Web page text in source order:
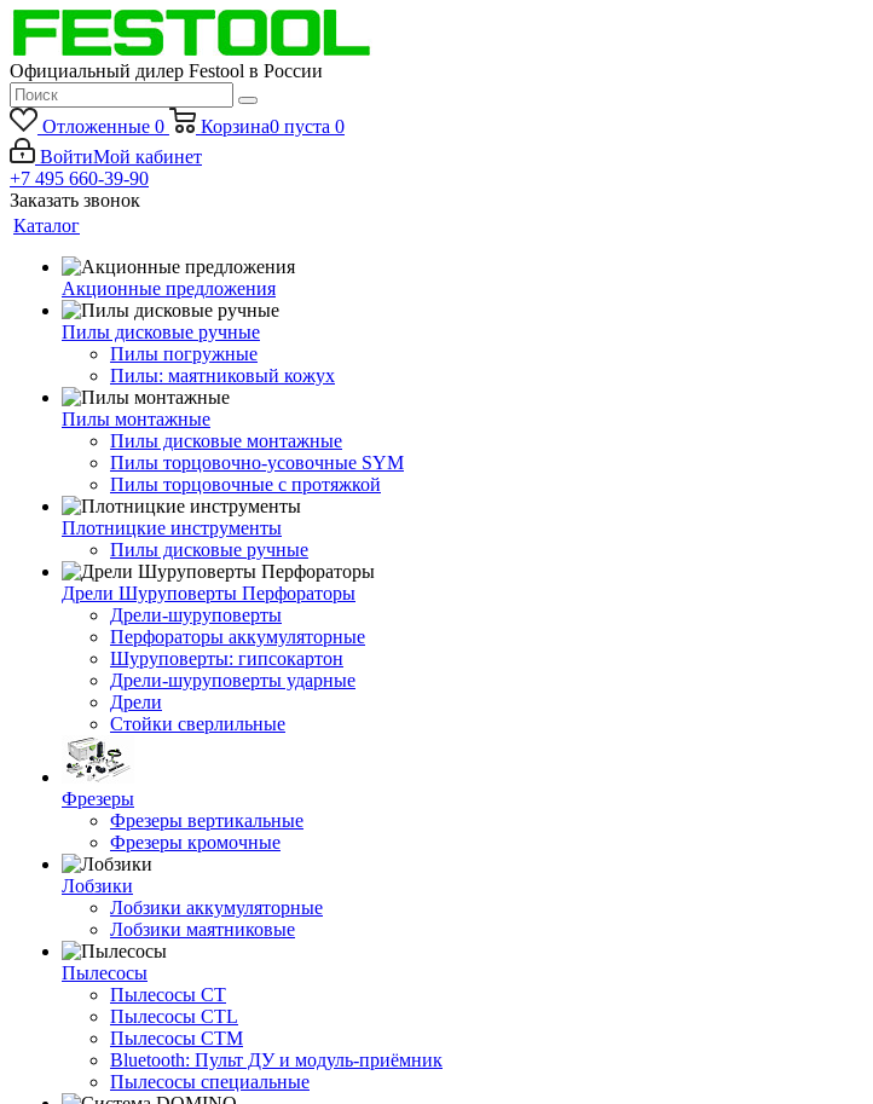
Официальный дилер Festool в России
Отложенные 0 Корзина0 пуста 0
ВойтиМой кабинет
+7 495 660-39-90
Заказать звонок
Каталог
Акционные предложения
Пилы дисковые ручные
Пилы погружные
Пилы: маятниковый кожух
Пилы монтажные
Пилы дисковые монтажные
Пилы торцовочно-усовочные SYM
Пилы торцовочные с протяжкой
Плотницкие инструменты
Пилы дисковые ручные
Дрели Шуруповерты Перфораторы
Дрели-шуруповерты
Перфораторы аккумуляторные
Шуруповерты: гипсокартон
Дрели-шуруповерты ударные
Дрели
Стойки сверлильные
Фрезеры
Фрезеры вертикальные
Фрезеры кромочные
Лобзики
Лобзики аккумуляторные
Лобзики маятниковые
Пылесосы
Пылесосы CT
Пылесосы CTL
Пылесосы CTM
Bluetooth: Пульт ДУ и модуль-приёмник
Пылесосы специальные